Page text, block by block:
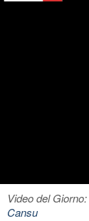
Video del Giorno:
Cansu